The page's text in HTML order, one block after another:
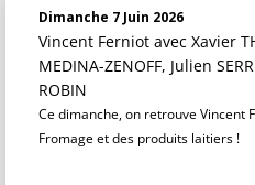
Dimanche 7 Juin 2026
Vincent Ferniot avec Xavier
MEDINA-ZENOFF, Julien
ROBIN
Ce dimanche, on retrouve Vincent
Fromage et des produits laitiers !